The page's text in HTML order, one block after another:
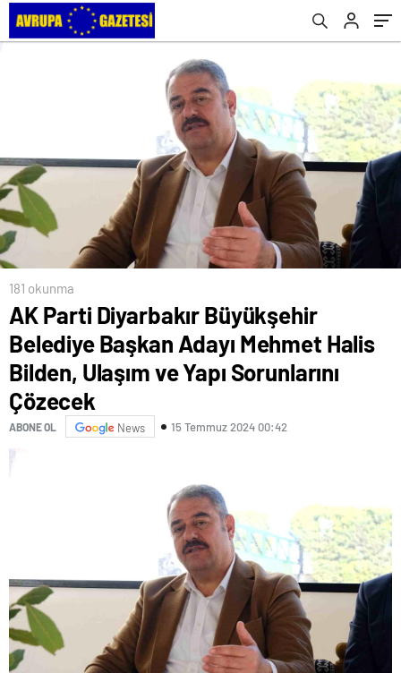
ve Yapı Sorunlarını Çözecek
181 okunma
AK Parti Diyarbakır Büyükşehir
Belediye Başkan Adayı Mehmet Halis
Bilden, Ulaşım ve Yapı Sorunlarını
Çözecek
ABONE OL News 15 Temmuz 2024 00:42